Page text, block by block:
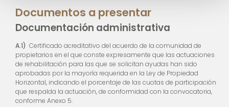
Documentos a presentar
Documentación administrativa
A.1) Certificado acreditativo del acuerdo de la comunidad de
propietarios en el que conste expresamente que las actuaciones
de rehabilitación para las que se solicitan ayudas han sido
aprobadas por la mayoría requerida en la Ley de Propiedad
Horizontal, indicando el porcentaje de las cuotas de participación
que respalda la actuación, de conformidad con la convocatoria,
conforme Anexo 5.